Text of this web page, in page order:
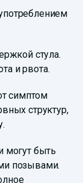
стула.
и рвота.
симптом
структур,
могут быть
позывами.